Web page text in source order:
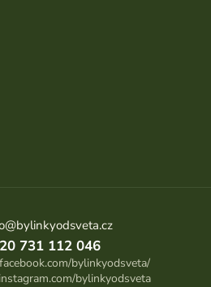
@bylinkyodsveta.cz
731 112 046
bylinkyodsveta/
bylinkyodsveta